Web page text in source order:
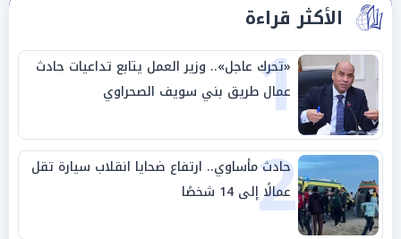
الأكثر قراءة
1
«تحرك عاجل».. وزير العمل يتابع تداعيات حادث
عمال طريق بني سويف الصحراوي
2
حادث مأساوي.. ارتفاع ضحايا انقلاب سيارة تقل
عمالًا إلى 14 شخصًا